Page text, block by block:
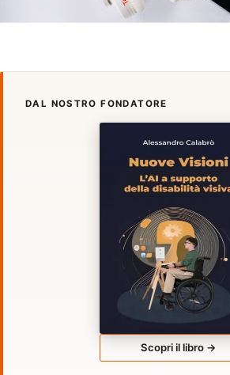
DAL NOSTRO FONDATORE
Scopri il libro →